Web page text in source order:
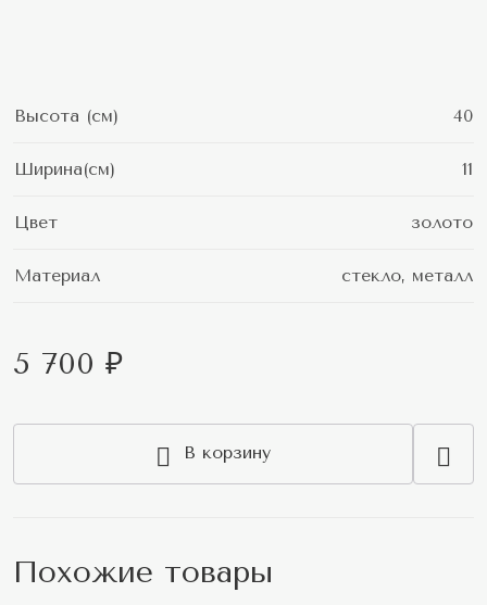
Высота (см) 40
Ширина(см) 11
Цвет золото
Материал стекло, металл
5 700 ₽
В корзину
Похожие товары